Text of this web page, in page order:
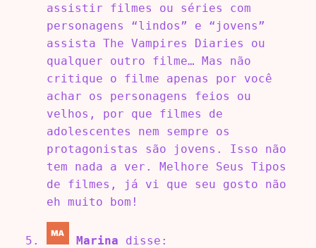
assistir filmes ou séries com
personagens “lindos” e “jovens”
assista The Vampires Diaries ou
qualquer outro filme… Mas não
critique o filme apenas por você
achar os personagens feios ou
velhos, por que filmes de
adolescentes nem sempre os
protagonistas são jovens. Isso não
tem nada a ver. Melhore Seus Tipos
de filmes, já vi que seu gosto não
eh muito bom!
Marina
disse: